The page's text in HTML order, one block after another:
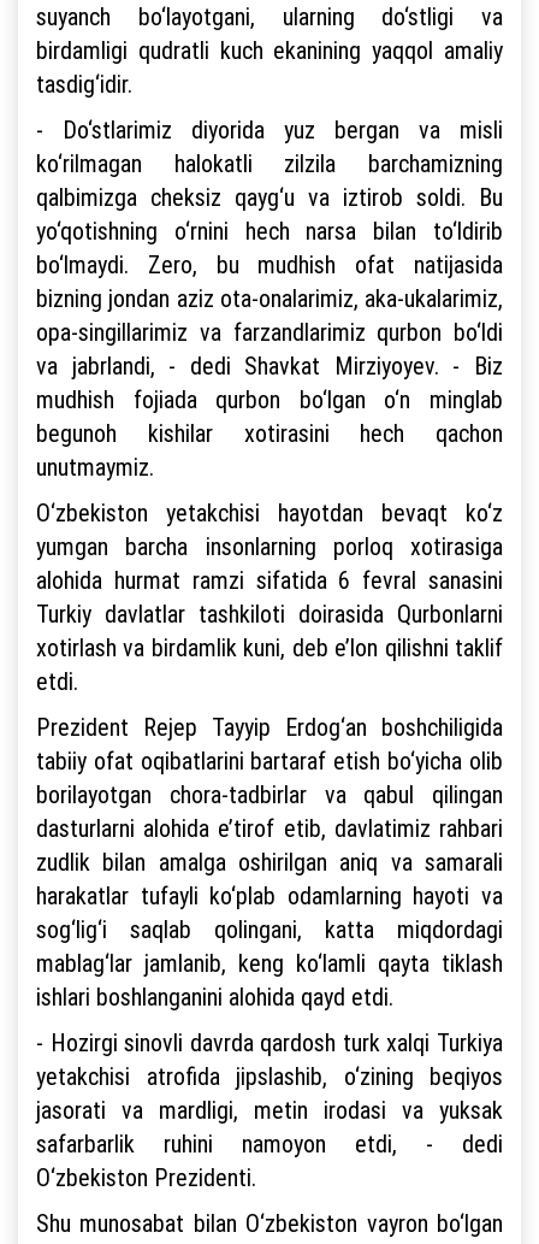
suyanch bo‘layotgani, ularning do‘stligi va
birdamligi qudratli kuch ekanining yaqqol amaliy
tasdig‘idir.
- Do‘stlarimiz diyorida yuz bergan va misli
ko‘rilmagan halokatli zilzila barchamizning
qalbimizga cheksiz qayg‘u va iztirob soldi. Bu
yo‘qotishning o‘rnini hech narsa bilan to‘ldirib
bo‘lmaydi. Zero, bu mudhish ofat natijasida
bizning jondan aziz ota-onalarimiz, aka-ukalarimiz,
opa-singillarimiz va farzandlarimiz qurbon bo‘ldi
va jabrlandi, - dedi Shavkat Mirziyoyev. - Biz
mudhish fojiada qurbon bo‘lgan o‘n minglab
begunoh kishilar xotirasini hech qachon
unutmaymiz.
O‘zbekiston yetakchisi hayotdan bevaqt ko‘z
yumgan barcha insonlarning porloq xotirasiga
alohida hurmat ramzi sifatida 6 fevral sanasini
Turkiy davlatlar tashkiloti doirasida Qurbonlarni
xotirlash va birdamlik kuni, deb e’lon qilishni taklif
etdi.
Prezident Rejep Tayyip Erdog‘an boshchiligida
tabiiy ofat oqibatlarini bartaraf etish bo‘yicha olib
borilayotgan chora-tadbirlar va qabul qilingan
dasturlarni alohida e’tirof etib, davlatimiz rahbari
zudlik bilan amalga oshirilgan aniq va samarali
harakatlar tufayli ko‘plab odamlarning hayoti va
sog‘lig‘i saqlab qolingani, katta miqdordagi
mablag‘lar jamlanib, keng ko‘lamli qayta tiklash
ishlari boshlanganini alohida qayd etdi.
- Hozirgi sinovli davrda qardosh turk xalqi Turkiya
yetakchisi atrofida jipslashib, o‘zining beqiyos
jasorati va mardligi, metin irodasi va yuksak
safarbarlik ruhini namoyon etdi, - dedi
O‘zbekiston Prezidenti.
Shu munosabat bilan O‘zbekiston vayron bo‘lgan